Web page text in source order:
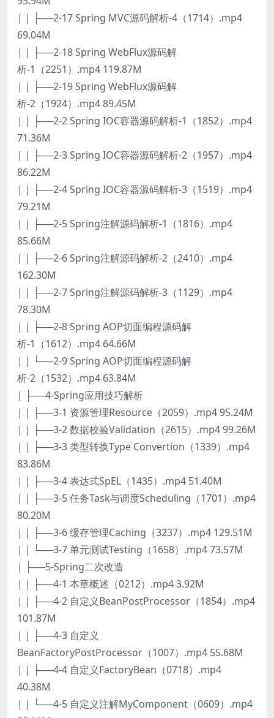
| | ├──2-17 Spring MVC源码解析-4（1714）.mp4
69.04M
| | ├──2-18 Spring WebFlux源码解
析-1（2251）.mp4 119.87M
| | ├──2-19 Spring WebFlux源码解
析-2（1924）.mp4 89.45M
| | ├──2-2 Spring IOC容器源码解析-1（1852）.mp4
71.36M
| | ├──2-3 Spring IOC容器源码解析-2（1957）.mp4
86.22M
| | ├──2-4 Spring IOC容器源码解析-3（1519）.mp4
79.21M
| | ├──2-5 Spring注解源码解析-1（1816）.mp4
85.66M
| | ├──2-6 Spring注解源码解析-2（2410）.mp4
162.30M
| | ├──2-7 Spring注解源码解析-3（1129）.mp4
78.30M
| | ├──2-8 Spring AOP切面编程源码解
析-1（1612）.mp4 64.66M
| | └──2-9 Spring AOP切面编程源码解
析-2（1532）.mp4 63.84M
| ├──4-Spring应用技巧解析
| | ├──3-1 资源管理Resource（2059）.mp4 95.24M
| | ├──3-2 数据校验Validation（2615）.mp4 99.26M
| | ├──3-3 类型转换Type Convertion（1339）.mp4
83.86M
| | ├──3-4 表达式SpEL（1435）.mp4 51.40M
| | ├──3-5 任务Task与调度Scheduling（1701）.mp4
80.20M
| | ├──3-6 缓存管理Caching（3237）.mp4 129.51M
| | └──3-7 单元测试Testing（1658）.mp4 73.57M
| ├──5-Spring二次改造
| | ├──4-1 本章概述（0212）.mp4 3.92M
| | ├──4-2 自定义BeanPostProcessor（1854）.mp4
101.87M
| | ├──4-3 自定义
BeanFactoryPostProcessor（1007）.mp4 55.68M
| | ├──4-4 自定义FactoryBean（0718）.mp4
40.38M
| | └──4-5 自定义注解MyComponent（0609）.mp4